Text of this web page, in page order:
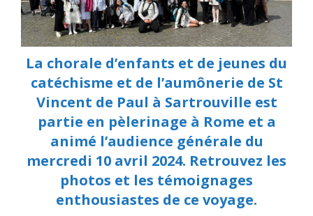
La chorale d’enfants et de jeunes du
catéchisme et de l’aumônerie de St
Vincent de Paul à Sartrouville est
partie en pèlerinage à Rome et a
animé l’audience générale du
mercredi 10 avril 2024. Retrouvez les
photos et les témoignages
enthousiastes de ce voyage.